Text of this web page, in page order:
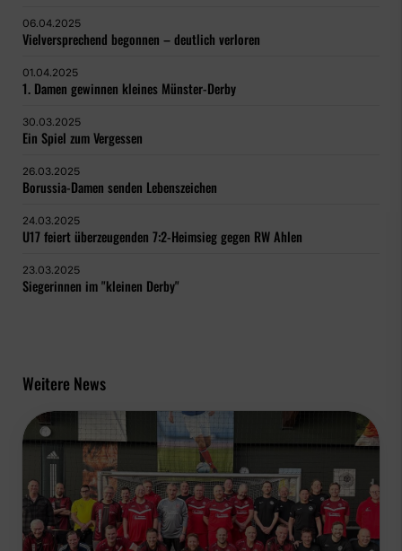
06.04.2025
Vielversprechend begonnen – deutlich verloren
01.04.2025
1. Damen gewinnen kleines Münster-Derby
30.03.2025
Ein Spiel zum Vergessen
26.03.2025
Borussia-Damen senden Lebenszeichen
24.03.2025
U17 feiert überzeugenden 7:2-Heimsieg gegen RW Ahlen
23.03.2025
Siegerinnen im "kleinen Derby"
Weitere News